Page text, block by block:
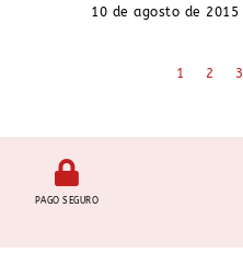
10 de agosto de 2015
1 2 3
PAGO SEGURO